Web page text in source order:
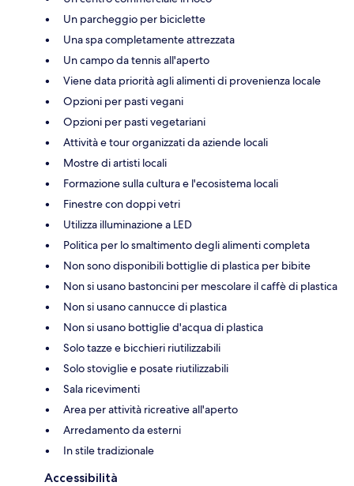
Un parcheggio per biciclette
Una spa completamente attrezzata
Un campo da tennis all'aperto
Viene data priorità agli alimenti di provenienza locale
Opzioni per pasti vegani
Opzioni per pasti vegetariani
Attività e tour organizzati da aziende locali
Mostre di artisti locali
Formazione sulla cultura e l'ecosistema locali
Finestre con doppi vetri
Utilizza illuminazione a LED
Politica per lo smaltimento degli alimenti completa
Non sono disponibili bottiglie di plastica per bibite
Non si usano bastoncini per mescolare il caffè di plastica
Non si usano cannucce di plastica
Non si usano bottiglie d'acqua di plastica
Solo tazze e bicchieri riutilizzabili
Solo stoviglie e posate riutilizzabili
Sala ricevimenti
Area per attività ricreative all'aperto
Arredamento da esterni
In stile tradizionale
Accessibilità